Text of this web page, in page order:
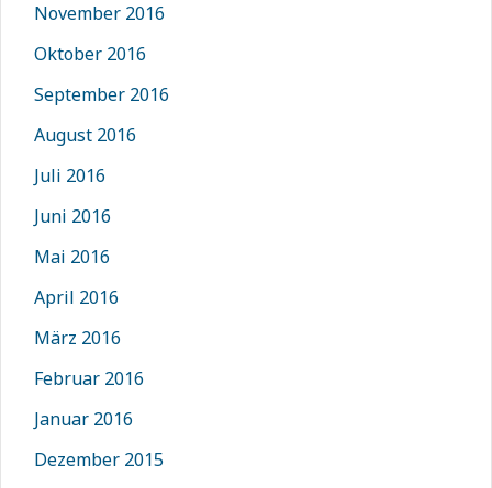
November 2016
Oktober 2016
September 2016
August 2016
Juli 2016
Juni 2016
Mai 2016
April 2016
März 2016
Februar 2016
Januar 2016
Dezember 2015